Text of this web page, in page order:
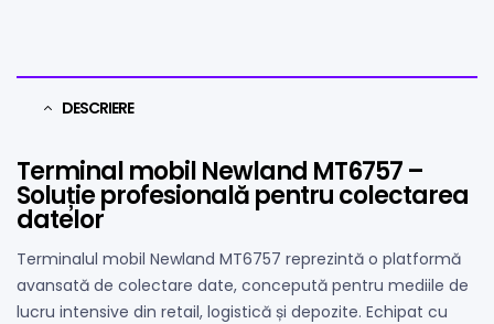
DESCRIERE
Terminal mobil Newland MT6757 –
Soluție profesională pentru colectarea
datelor
Terminalul mobil Newland MT6757 reprezintă o platformă
avansată de colectare date, concepută pentru mediile de
lucru intensive din retail, logistică și depozite. Echipat cu